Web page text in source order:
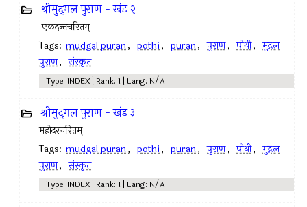
श्रीमुद्‍गल पुराण - खंड २
एकदन्तचरितम्
Tags: mudgal puran, pothi, puran, पुराण, पोथी, मुद्गल
पुराण, संस्कृत
Type: INDEX | Rank: 1 | Lang: N/A
श्रीमुद्‍गल पुराण - खंड ३
महोदरचरितम्
Tags: mudgal puran, pothi, puran, पुराण, पोथी, मुद्गल
पुराण, संस्कृत
Type: INDEX | Rank: 1 | Lang: N/A